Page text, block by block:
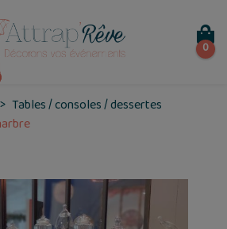
0
Tables / consoles / dessertes